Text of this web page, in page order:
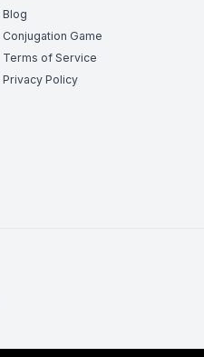
Blog
Conjugation Game
Terms of Service
Privacy Policy